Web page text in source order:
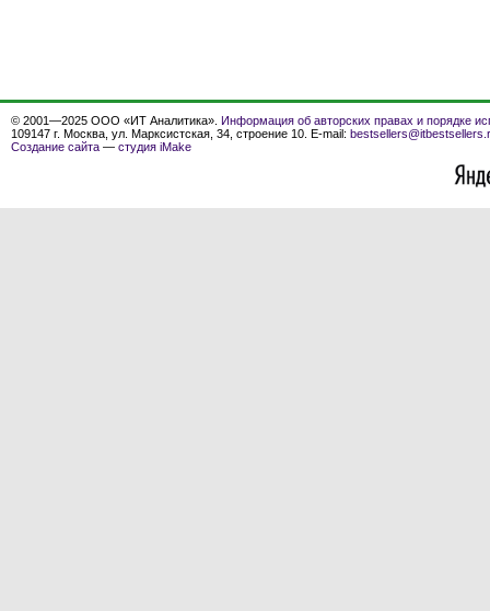
© 2001—2025 ООО «ИТ Аналитика». Информация об авторских правах и порядке
109147 г. Москва, ул. Марксистская, 34, строение 10. E-mail:
Создание сайта — студия iMake